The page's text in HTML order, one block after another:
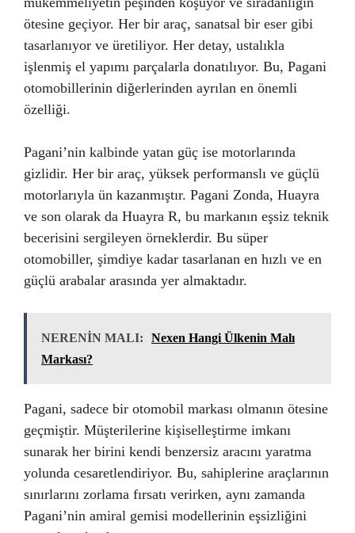
ötesine geçiyor. Her bir araç, sanatsal bir eser gibi
tasarlanıyor ve üretiliyor. Her detay, ustalıkla
işlenmiş el yapımı parçalarla donatılıyor. Bu, Pagani
otomobillerinin diğerlerinden ayrılan en önemli
özelliği.
Pagani’nin kalbinde yatan güç ise motorlarında
gizlidir. Her bir araç, yüksek performanslı ve güçlü
motorlarıyla ün kazanmıştır. Pagani Zonda, Huayra
ve son olarak da Huayra R, bu markanın eşsiz teknik
becerisini sergileyen örneklerdir. Bu süper
otomobiller, şimdiye kadar tasarlanan en hızlı ve en
güçlü arabalar arasında yer almaktadır.
NERENİN MALI:
Nexen Hangi Ülkenin Malı
Markası?
Pagani, sadece bir otomobil markası olmanın ötesine
geçmiştir. Müşterilerine kişiselleştirme imkanı
sunarak her birini kendi benzersiz aracını yaratma
yolunda cesaretlendiriyor. Bu, sahiplerine araçlarının
sınırlarını zorlama fırsatı verirken, aynı zamanda
Pagani’nin amiral gemisi modellerinin eşsizliğini